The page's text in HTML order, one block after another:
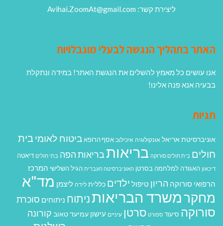
ליצירת קשר: Avihai.ZoomAt@gmail.com
האתר בתהליך הנגשה לבעלי מוגבלויות
אנו עושים כל מאמץ להשלים את הנגשת האתר! במידה ונתקלת
בבעיה אנא פנה אלינו!
תגיות
אוניברסיטת אריאל אונקולוגיה איכילוב אסף הרופא ביטוח לאומיבית
חולים בית חולים סורוקה בריאותבריאות הפה בתי חולים דיאטה
דיכאון האגודה למלחמה בסרטן האוניברסיטה העברית הגיל השלישי המרכז
הרפואי סורוקה הריון טיפול ילדים כללית לידה ליצמן מד"א
מחקרמשרד הבריאותניתוח ניתוחים סוכרת
סורוקה סיעוד ספורט סרטן עיניים עישון עמיעד טאוב קורונה